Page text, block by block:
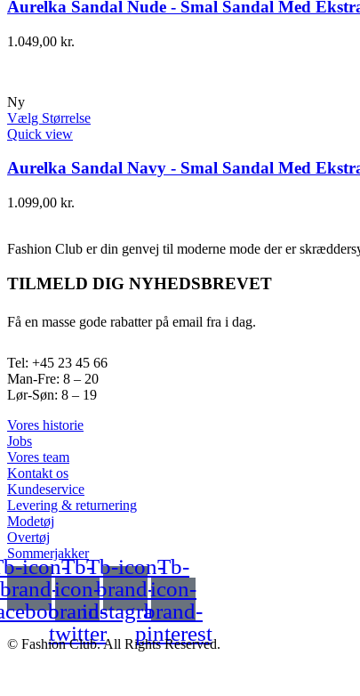
Aurelka Sandal Nude - Smal Sandal Med
1.049,00 kr.
Ny
Vælg Størrelse
Quick view
Aurelka Sandal Navy - Smal Sandal Med
1.099,00 kr.
Fashion Club er din genvej til moderne mode der er
TILMELD DIG NYHEDSBREVET
Få en masse gode rabatter på email fra i dag.
Tel: +45 23 45 66
Man-Fre: 8 – 20
Lør-Søn: 8 – 19
Vores historie
Jobs
Vores team
Kontakt os
Kundeservice
Levering & returnering
Modetøj
Overtøj
Sommerjakker
icon-
brand-
Tb-
icon-
brand-
twitter
Tb-icon-
brand-
instagram
Tb-
icon-
brand-
pinterest
© Fashion Club. All Rights Reserved.